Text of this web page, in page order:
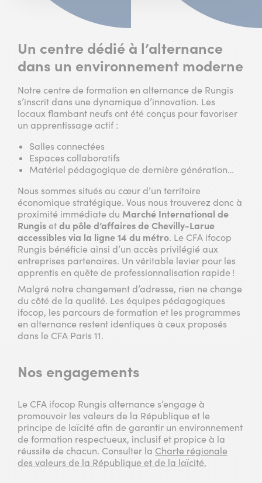
Un centre dédié à l’alternance
dans un environnement moderne
Notre centre de formation en alternance de Rungis
s’inscrit dans une dynamique d’innovation. Les
locaux flambant neufs ont été conçus pour favoriser
un apprentissage actif :
Salles connectées
Espaces collaboratifs
Matériel pédagogique de dernière génération…
Nous sommes situés au cœur d’un territoire
économique stratégique. Vous nous trouverez donc à
proximité immédiate du Marché International de
Rungis et du pôle d’affaires de Chevilly-Larue
accessibles via la ligne 14 du métro. Le CFA ifocop
Rungis bénéficie ainsi d’un accès privilégié aux
entreprises partenaires. Un véritable levier pour les
apprentis en quête de professionnalisation rapide !
Malgré notre changement d’adresse, rien ne change
du côté de la qualité. Les équipes pédagogiques
ifocop, les parcours de formation et les programmes
en alternance restent identiques à ceux proposés
dans le CFA Paris 11.
Nos engagements
Le CFA ifocop Rungis alternance s’engage à
promouvoir les valeurs de la République et le
principe de laïcité afin de garantir un environnement
de formation respectueux, inclusif et propice à la
réussite de chacun. Consulter la Charte régionale
des valeurs de la République et de la laïcité.